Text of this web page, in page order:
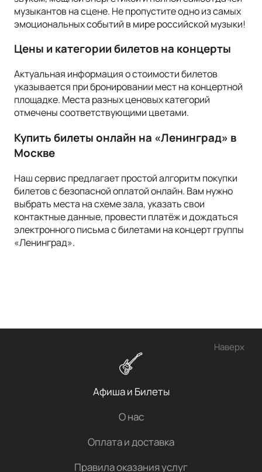
музыкантов на сцене. Не пропустите одно из самых
эмоциональных событий в мире российской музыки!
Цены и категории билетов на концерты
Актуальная информация о стоимости билетов
указывается при бронировании мест на концертной
площадке. Места разных ценовых категорий
отмечены соответствующими цветами.
Купить билеты онлайн на «Ленинград» в
Москве
Наш сервис предлагает простой алгоритм покупки
билетов с безопасной оплатой онлайн. Вам нужно
выбрать места на схеме зала, указать свои
контактные данные, провести платёж и дождаться
электронного письма с билетами на концерт группы
«Ленинград».
Наверх
Афиша и Билеты
О нас
Оплата и доставка
Правила оказания услуг